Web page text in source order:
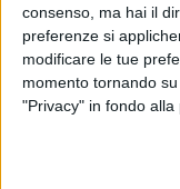
consenso, ma hai il
preferenze si
modificare le tue
momento tornando
"Privacy" in fondo alla